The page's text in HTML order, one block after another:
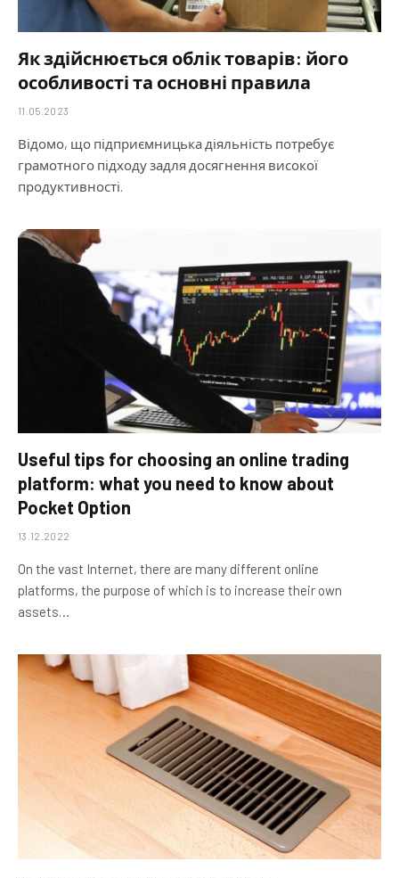
Як здійснюється облік товарів: його
особливості та основні правила
11.05.2023
Відомо, що підприємницька діяльність потребує
грамотного підходу задля досягнення високої
продуктивності.
Useful tips for choosing an online trading
platform: what you need to know about
Pocket Option
13.12.2022
On the vast Internet, there are many different online
platforms, the purpose of which is to increase their own
assets…